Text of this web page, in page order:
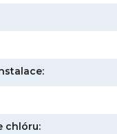
chlóru: